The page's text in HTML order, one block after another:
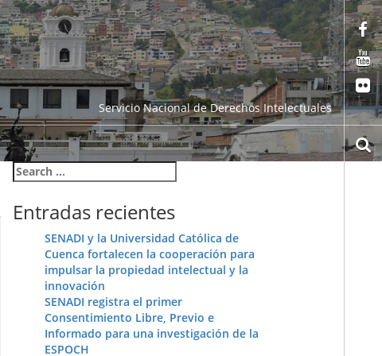
Servicio Nacional de Derechos Intelectuales
Search
for:
Entradas recientes
SENADI y la Universidad Católica de
Cuenca fortalecen la cooperación para
impulsar la propiedad intelectual y la
innovación
SENADI registra el primer
Consentimiento Libre, Previo e
Informado para una investigación de la
ESPOCH